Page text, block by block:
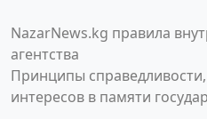
NazarNews.kg правила
агентства
Принципы
интересов в памяти